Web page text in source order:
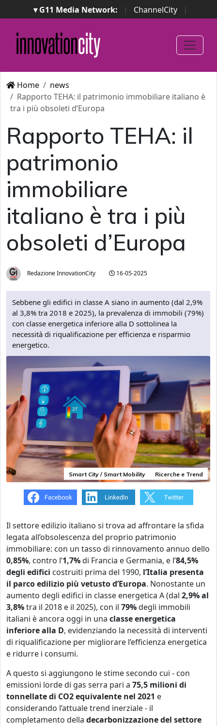
▾ G11 Media Network: | ChannelCity
|
ImpresaCity | SecurityOpenLab | Italian Channel
Awards
Italian Project Awards
Italian Security
Awards
Home
news
Rapporto TEHA: il patrimonio immobiliare italiano è
tra i più obsoleti d’Europa
Rapporto TEHA: il
patrimonio
immobiliare
italiano è tra i più
obsoleti d’Europa
Redazione InnovationCity 16-05-2025
Sebbene gli edifici in classe A siano in aumento (dal 2,9%
al 3,8% tra 2018 e 2025), la prevalenza di immobili (79%)
con classe energetica inferiore alla D sottolinea la
necessità di riqualificazione per efficienza e risparmio
energetico.
Smart City / Smart Mobility Ricerche e Trend
Il settore edilizio italiano si trova ad affrontare la sfida
legata all’obsolescenza del proprio patrimonio
immobiliare: con un tasso di rinnovamento annuo dello
0,85%, contro l’1,7%di Francia e Germania, e l’84,5%
degli edifici costruiti prima del 1990, l’Italia presenta
il parco edilizio più vetusto d’Europa. Nonostante un
aumento degli edifici in classe energetica A (dal 2,9% al
3,8%tra il 2018 e il 2025), con il 79%degli immobili
italiani è ancora oggi in una classe energetica
inferiore alla D, evidenziando la necessità di interventi
di riqualificazione per migliorare l’efficienza energetica
e ridurre i consumi.
A questo si aggiungono le stime secondo cui - con
emissioni lorde di gas serra pari a 75,5 milioni di
tonnellate di CO2 equivalente nel 2021 e
considerando l’attuale trend inerziale - il
completamento della decarbonizzazione del settore